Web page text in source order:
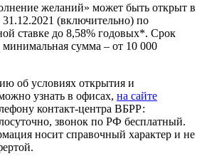
желаний» может быть открыт в
(включительно) по
ставке до 8,58% годовых*. Срок
минимальная сумма – от 10 000
об условиях открытия и
узнать в офисах, на сайте
контакт-центра ВБРР:
звонок по РФ бесплатный.
носит справочный характер и не